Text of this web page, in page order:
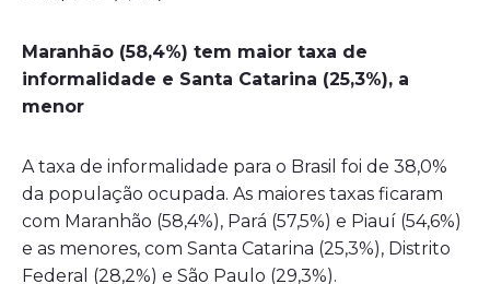
Maranhão (58,4%) tem maior taxa de
informalidade e Santa Catarina (25,3%), a
menor
A taxa de informalidade para o Brasil foi de 38,0%
da população ocupada. As maiores taxas ficaram
com Maranhão (58,4%), Pará (57,5%) e Piauí (54,6%)
e as menores, com Santa Catarina (25,3%), Distrito
Federal (28,2%) e São Paulo (29,3%).